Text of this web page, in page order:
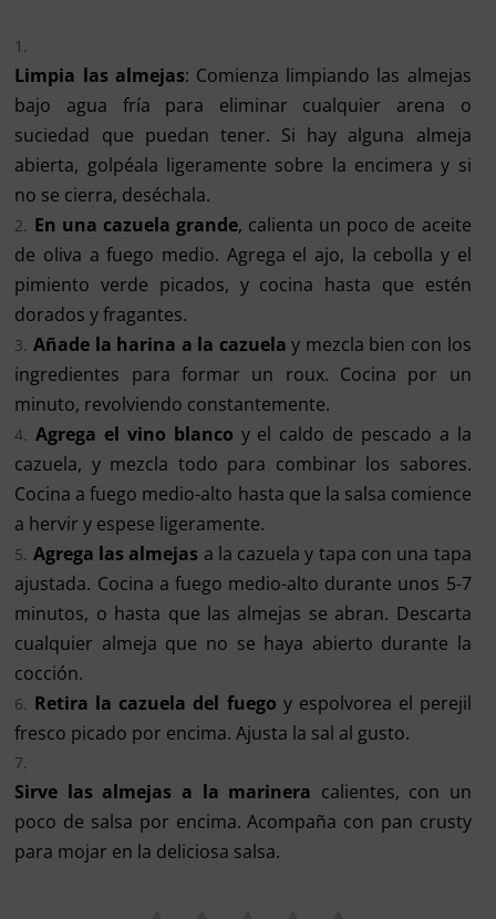
Limpia las almejas: Comienza limpiando las almejas
bajo agua fría para eliminar cualquier arena o
suciedad que puedan tener. Si hay alguna almeja
abierta, golpéala ligeramente sobre la encimera y si
no se cierra, deséchala.
En una cazuela grande, calienta un poco de aceite
de oliva a fuego medio. Agrega el ajo, la cebolla y el
pimiento verde picados, y cocina hasta que estén
dorados y fragantes.
Añade la harina a la cazuela y mezcla bien con los
ingredientes para formar un roux. Cocina por un
minuto, revolviendo constantemente.
Agrega el vino blanco y el caldo de pescado a la
cazuela, y mezcla todo para combinar los sabores.
Cocina a fuego medio-alto hasta que la salsa comience
a hervir y espese ligeramente.
Agrega las almejas a la cazuela y tapa con una tapa
ajustada. Cocina a fuego medio-alto durante unos 5-7
minutos, o hasta que las almejas se abran. Descarta
cualquier almeja que no se haya abierto durante la
cocción.
Retira la cazuela del fuego y espolvorea el perejil
fresco picado por encima. Ajusta la sal al gusto.
Sirve las almejas a la marinera calientes, con un
poco de salsa por encima. Acompaña con pan crusty
para mojar en la deliciosa salsa.